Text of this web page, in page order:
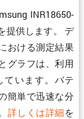
INR18650-
提供します。 デ
おける測定結果
グラフは、利用
ています。バテ
簡単で迅速な分
詳しくは詳細を